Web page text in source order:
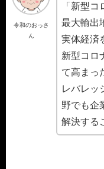
令和のおっさ
ん
「新型
最大輸出
実体経済
新型コロ
て高まっ
レバレッ
野でも企
解決する